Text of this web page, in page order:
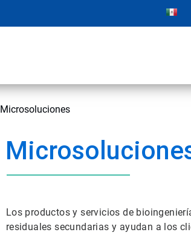
Microsoluciones
Los productos y servicios de
residuales secundarias y ayudan a los